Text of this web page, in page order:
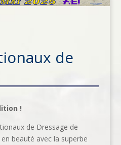
de
!
de Dressage de
beauté avec la superbe